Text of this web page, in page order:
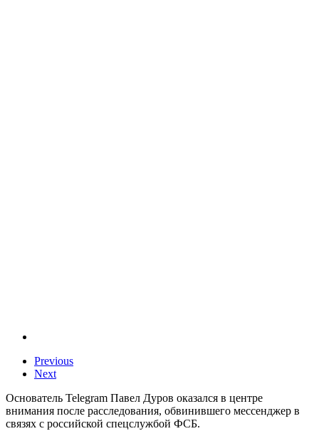
Previous
Next
Основатель Telegram Павел Дуров оказался в центре
внимания после расследования, обвинившего мессенджер в
связях с российской спецслужбой ФСБ.